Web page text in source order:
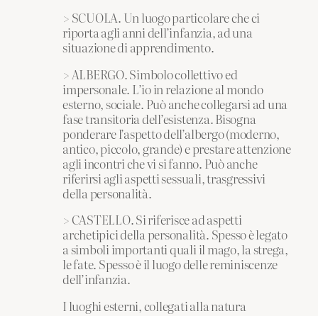
> SCUOLA. Un luogo particolare che ci
riporta agli anni dell’infanzia, ad una
situazione di apprendimento.
> ALBERGO. Simbolo collettivo ed
impersonale. L’io in relazione al mondo
esterno, sociale. Può anche collegarsi ad una
fase transitoria dell’esistenza. Bisogna
ponderare l’aspetto dell’albergo (moderno,
antico, piccolo, grande) e prestare attenzione
agli incontri che vi si fanno. Può anche
riferirsi agli aspetti sessuali, trasgressivi
della personalità.
> CASTELLO. Si riferisce ad aspetti
archetipici della personalità. Spesso è legato
a simboli importanti quali il mago, la strega,
le fate. Spesso è il luogo delle reminiscenze
dell’infanzia.
I luoghi esterni, collegati alla natura